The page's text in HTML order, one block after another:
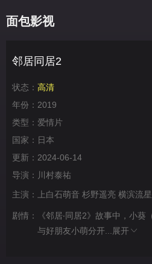
面包影视
邻居同居2
状态： 高清
年份： 2019
类型： 爱情片
国家： 日本
更新： 2024-06-14
导演：
川村泰祐
主演：
上白石萌音 杉野遥亮 横滨流星
剧情：
《邻居‧同居2》故事中，小
与好朋友小萌分开...
展开